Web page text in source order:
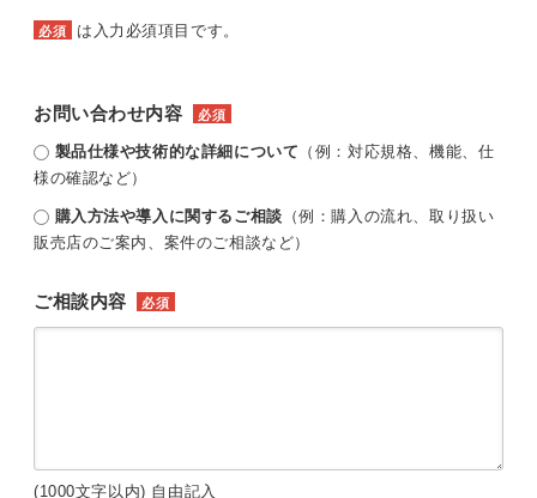
必須 は入力必須項目です。
お問い合わせ内容 必須
製品仕様や技術的な詳細について （例：対応規格、機能、仕
様の確認など）
購入方法や導入に関するご相談 （例：購入の流れ、取り扱い
販売店のご案内、案件のご相談など）
ご相談内容 必須
(1000文字以内) 自由記入